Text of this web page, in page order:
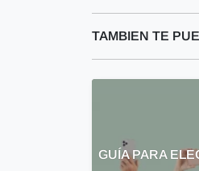
TAMBIEN TE
GUÍA PARA